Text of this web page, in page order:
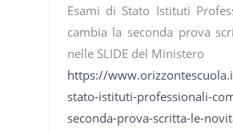
Esami di Stato Istituti
cambia la seconda prova
nelle SLIDE del Ministero
https://
stato-istituti-professionali-
seconda-prova-scritta-le-